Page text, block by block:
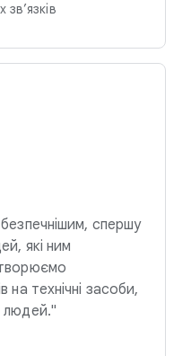
зв’язків
спершу
які ним
на технічні засоби,
людей."